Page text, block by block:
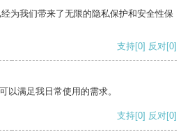
为我们带来了无限的隐私保护和安全性保
支持[0] 反对[0]
以满足我日常使用的需求。
支持[0] 反对[0]